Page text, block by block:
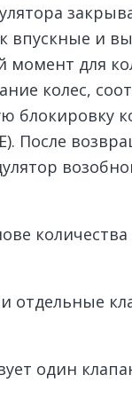
впускные и
момент для
колес,
блокировку
После
количества
отдельные
один